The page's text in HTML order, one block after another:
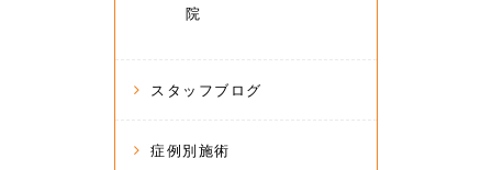
院
スタッフブログ
症例別施術